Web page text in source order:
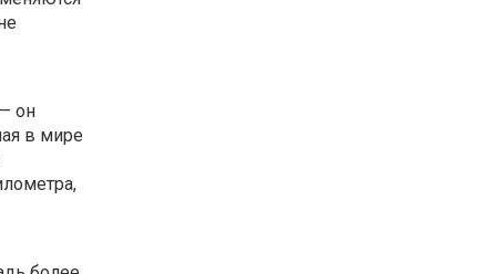
он
в мире